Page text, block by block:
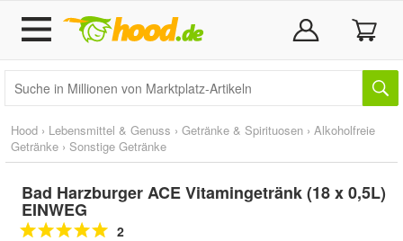
Hood › Lebensmittel & Genuss › Getränke & Spirituosen › Alkoholfreie
Getränke › Sonstige Getränke
Bad Harzburger ACE Vitamingetränk (18 x 0,5L)
EINWEG
2